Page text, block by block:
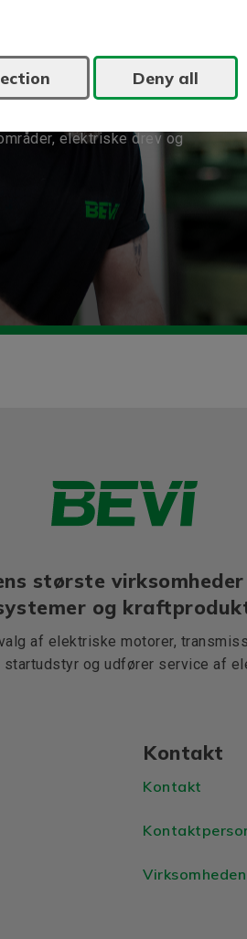
Deny all
elektriske drev og
største
og
af elektriske motorer,
og udfører service af
Kontakt
Kontakt
Virksomheden